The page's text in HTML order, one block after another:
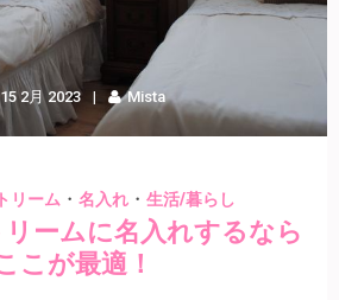
15 2月 2023 Mista
リーム・ 名入れ・ 生活/暮らし
ームに名入れするなら
こが最適！